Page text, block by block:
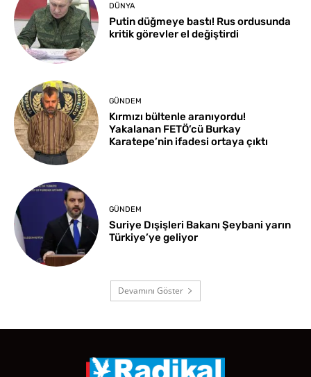
DÜNYA
Putin düğmeye bastı! Rus ordusunda
kritik görevler el değiştirdi
GÜNDEM
Kırmızı bültenle aranıyordu!
Yakalanan FETÖ’cü Burkay
Karatepe’nin ifadesi ortaya çıktı
GÜNDEM
Suriye Dışişleri Bakanı Şeybani yarın
Türkiye’ye geliyor
Devamını Göster